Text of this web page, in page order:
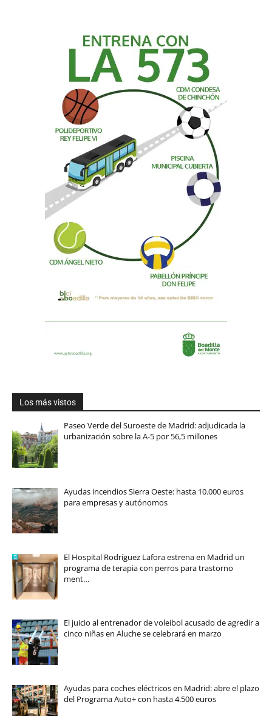
Los más vistos
Paseo Verde del Suroeste de Madrid: adjudicada la
urbanización sobre la A-5 por 56,5 millones
Ayudas incendios Sierra Oeste: hasta 10.000 euros
para empresas y autónomos
El Hospital Rodríguez Lafora estrena en Madrid un
programa de terapia con perros para trastorno
ment…
El juicio al entrenador de voleibol acusado de agredir a
cinco niñas en Aluche se celebrará en marzo
Ayudas para coches eléctricos en Madrid: abre el plazo
del Programa Auto+ con hasta 4.500 euros